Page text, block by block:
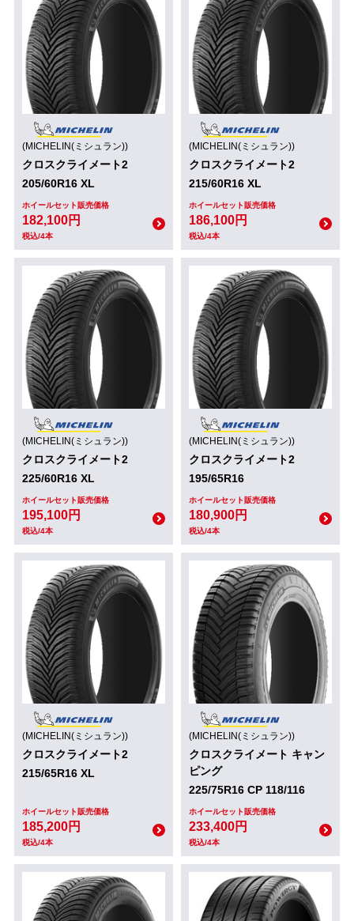
(MICHELIN(ミシュラン))
クロスクライメート2
205/60R16 XL
ホイールセット販売価格
182,100円
税込/4本
(MICHELIN(ミシュラン))
クロスクライメート2
215/60R16 XL
ホイールセット販売価格
186,100円
税込/4本
(MICHELIN(ミシュラン))
クロスクライメート2
225/60R16 XL
ホイールセット販売価格
195,100円
税込/4本
(MICHELIN(ミシュラン))
クロスクライメート2
195/65R16
ホイールセット販売価格
180,900円
税込/4本
(MICHELIN(ミシュラン))
クロスクライメート2
215/65R16 XL
ホイールセット販売価格
185,200円
税込/4本
(MICHELIN(ミシュラン))
クロスクライメート キャン
ピング
225/75R16 CP 118/116
ホイールセット販売価格
233,400円
税込/4本